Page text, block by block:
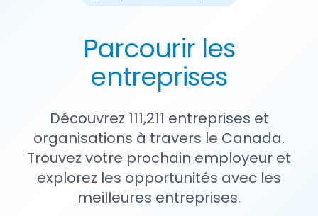
Parcourir les
entreprises
Découvrez 111,211 entreprises et
organisations à travers le Canada.
Trouvez votre prochain employeur et
explorez les opportunités avec les
meilleures entreprises.